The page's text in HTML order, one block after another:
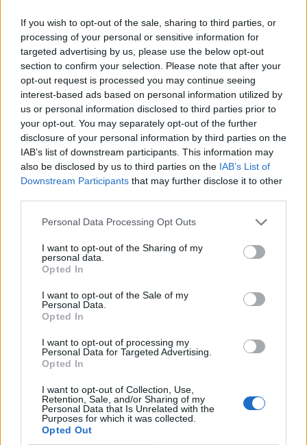
If you wish to opt-out of the sale, sharing to third parties, or
processing of your personal or sensitive information for
targeted advertising by us, please use the below opt-out
section to confirm your selection. Please note that after your
opt-out request is processed you may continue seeing
interest-based ads based on personal information utilized by
us or personal information disclosed to third parties prior to
your opt-out. You may separately opt-out of the further
disclosure of your personal information by third parties on the
IAB’s list of downstream participants. This information may
also be disclosed by us to third parties on the IAB’s List of
Downstream Participants that may further disclose it to other
Personal Data Processing Opt Outs
I want to opt-out of the Sharing of my
personal data.
Opted In
I want to opt-out of the Sale of my
Personal Data.
Opted In
I want to opt-out of processing my
Personal Data for Targeted Advertising.
Opted In
I want to opt-out of Collection, Use,
Retention, Sale, and/or Sharing of my
Personal Data that Is Unrelated with the
Purposes for which it was collected.
Opted Out
Απαραίτητα Προσόντα
Γνώσεις δικτύων (routers, switches, Wi-Fi)
Εξοικείωση με ξενοδοχειακά συστήματα (PMS, IPTV,
ηλεκτρονικές κλειδαριές) θα θεωρηθεί επιπλέον προσόν
Ικανότητα επίλυσης προβλημάτων και τεχνικής
υποστήριξης
Αυτονομία και υπευθυνότητα στη διαχείριση εργασιών
Καλή γνώση Αγγλικών (επιπλέον γλώσσες θα θεωρηθούν
προσόν)
Ανταγωνιστικό πακέτο αποδοχών
Ευχάριστο και επαγγελματικό περιβάλλον εργασίας
Δυνατότητα επαγγελματικής εξέλιξης